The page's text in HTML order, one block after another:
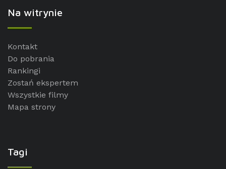
Na witrynie
Kontakt
Do pobrania
Rankingi
Zostań ekspertem
Wszystkie filmy
Mapa strony
Tagi